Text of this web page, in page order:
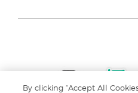
By clicking “Accept All